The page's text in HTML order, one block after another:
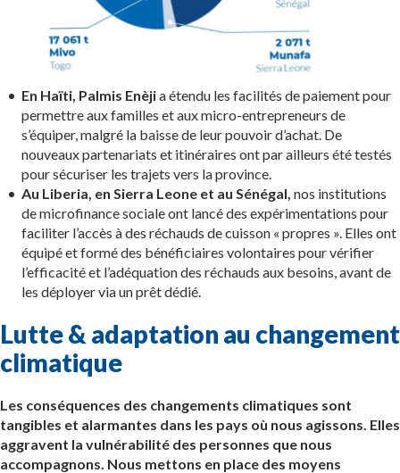
En Haïti, Palmis Enèjia étendu les facilités de paiement pour
permettre aux familles et aux micro-entrepreneurs de
s’équiper, malgré la baisse de leur pouvoir d’achat. De
nouveaux partenariats et itinéraires ont par ailleurs été testés
pour sécuriser les trajets vers la province.
Au Liberia, en Sierra Leone et au Sénégal, nos institutions
de microfinance sociale ont lancé des expérimentations pour
faciliter l’accès à des réchauds de cuisson « propres ». Elles ont
équipé et formé des bénéficiaires volontaires pour vérifier
l’efficacité et l’adéquation des réchauds aux besoins, avant de
les déployer via un prêt dédié.
Lutte & adaptation au changement
climatique
Les conséquences des changements climatiques sont
tangibles et alarmantes dans les pays où nous agissons. Elles
aggravent la vulnérabilité des personnes que nous
accompagnons. Nous mettons en place des moyens